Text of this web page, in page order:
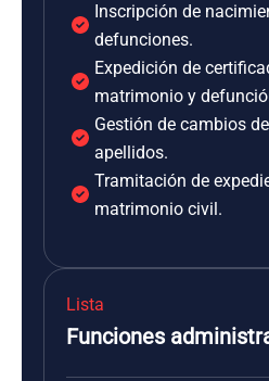
Inscripción de
defunciones.
Expedición de
matrimonio y
Gestión de cambios
apellidos.
Tramitación de
matrimonio civil.
Lista
Funciones